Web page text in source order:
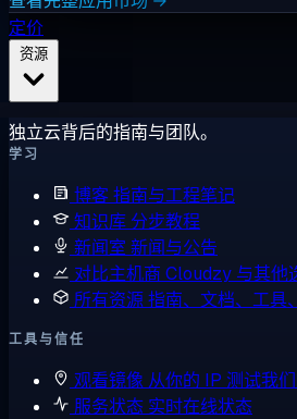
定价
独立云背后的指南与团队。
学习
博客指南与工程笔记
知识库 分步教程
新闻室 新闻与公告
对比主机商 Cloudzy 与其他
所有资源指南、文档、工具
工具与信任
观看镜像 从你的 IP 测试我
服务状态 实时在线状态